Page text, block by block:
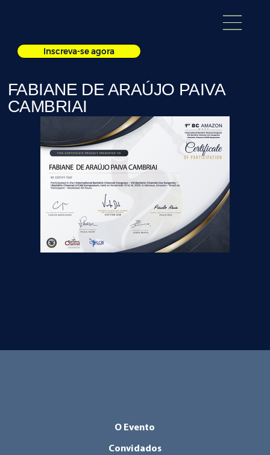
Inscreva-se agora
FABIANE DE ARAÚJO PAIVA
CAMBRIAI
O Evento
Convidados